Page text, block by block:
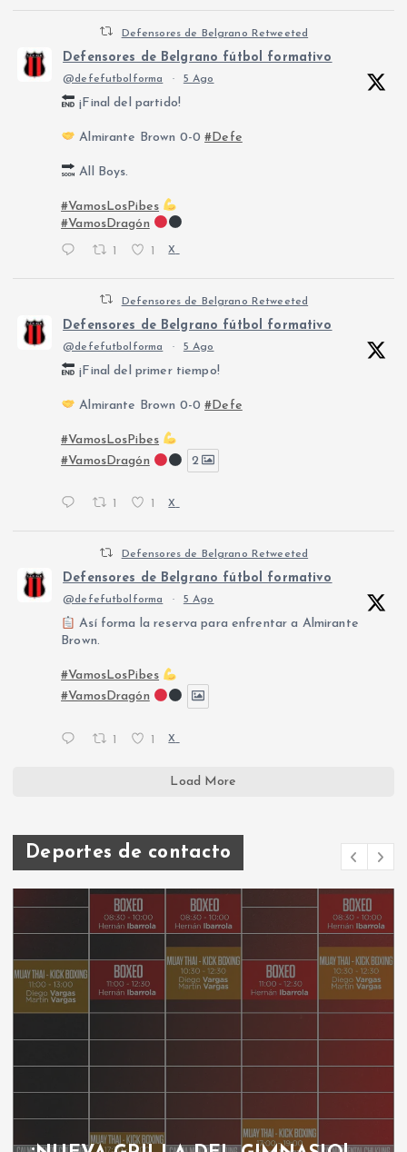
Defensores de Belgrano Retweeted
Defensores de Belgrano fútbol formativo
@defefutbolforma · 5 Ago
¡Final del partido!
Almirante Brown 0-0#Defe
All Boys.
#VamosLosPibes
#VamosDragón
1 1 X
Defensores de Belgrano Retweeted
Defensores de Belgrano fútbol formativo
@defefutbolforma · 5 Ago
¡Final del primer tiempo!
Almirante Brown 0-0#Defe
#VamosLosPibes
#VamosDragón
2
X
Defensores de Belgrano Retweeted
Defensores de Belgrano fútbol formativo
@defefutbolforma · 5 Ago
Así forma la reserva para enfrentar a Almirante
Brown.
#VamosLosPibes
#VamosDragón
1 1 X
Load More
Deportes de contacto